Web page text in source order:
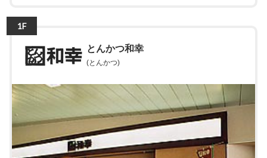
1F
とんかつ和幸
(とんかつ)